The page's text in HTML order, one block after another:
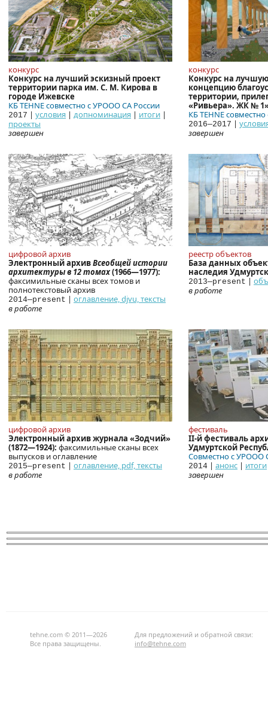
конкурс
Конкурс на лучший эскизный проект
территории парка им. С. М. Кирова в
городе Ижевске
КБ TEHNE совместно с УРООО СА России
2017 | условия | допноминация | итоги |
проекты
завершен
конкурс
Конкурс на
концепцию
территории,
«Ривьера». ЖК №
КБ TEHNE
2016—2017 |
завершен
цифровой архив
Электронный архивВсеобщей истории
архитектуры в 12 томах(1966—1977):
факсимильные сканы всех томов и
полнотекстовый архив
2014—present | оглавление, djvu, тексты
в работе
реестр объектов
База данных
наследия
2013—present |
в работе
цифровой архив
Электронный архив журнала «Зодчий»
(1872—1924): факсимильные сканы всех
выпусков и оглавление
2015—present | оглавление, pdf, тексты
в работе
фестиваль
II-й фестиваль
Удмуртской
Совместно с УРООО
2014 | анонс | итоги
завершен
tehne.com © 2011—2026
Все права защищены.
Для предложений и обратной связи:
info@tehne.com